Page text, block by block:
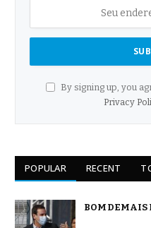
By signing up, you
Privacy
POPULAR RECENT
BOM DEMAIS